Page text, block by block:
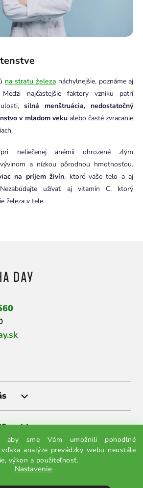
aby sme Vám umožnili pohodlné
analýze prevádzky webu neustále
výkon a použiteľnosť.
Nastavenie
na stratu železa náchylnejšie, poznáme aj
Medzi najčastejšie faktory vzniku patrí
silná menštruácia, nedostatočný
v mladom vekualebo časté zvracanie
neliečenej anémii ohrozené zlým
a nízkou pôrodnou hmotnosťou.
na príjem živín, ktoré vaše telo a aj
užívať aj vitamín C, ktorý
železa v tele.
zľavy ako prvý